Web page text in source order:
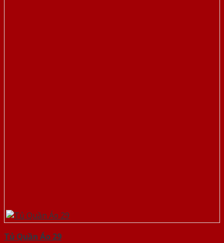
Tủ Quần Áo 29